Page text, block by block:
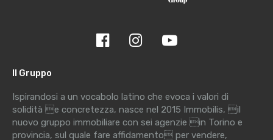
Il Gruppo
Ispirandosi a un vocabolo latino che evoca i valori di
solidità e concretezza, nasce nel 2015 Immobilis, il
nuovo gruppo immobiliare con sei agenzie in Torino e
provincia, sul quale fare affidamento per vendere,